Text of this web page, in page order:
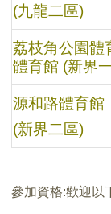
(九龍二區)
荔枝角公園體
體育館 (新界
源和路體育館
(新界二區)
參加資格:歡迎以